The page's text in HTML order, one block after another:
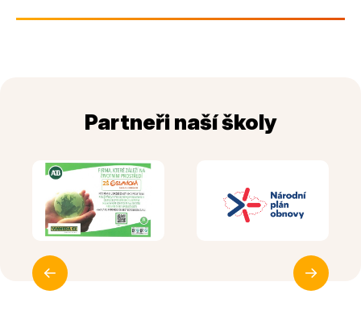
Partneři naší školy